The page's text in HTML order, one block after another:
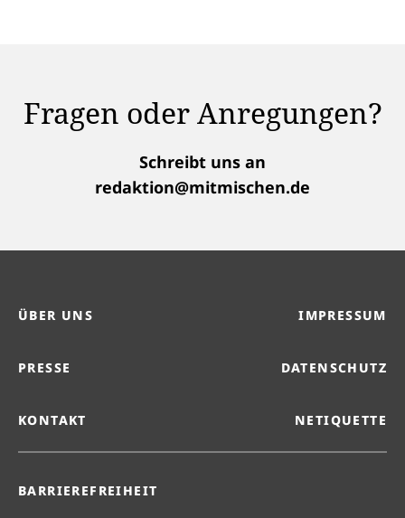
Fragen oder Anregungen?
Schreibt uns an
redaktion@mitmischen.de
ÜBER UNS IMPRESSUM
PRESSE DATENSCHUTZ
KONTAKT NETIQUETTE
BARRIEREFREIHEIT